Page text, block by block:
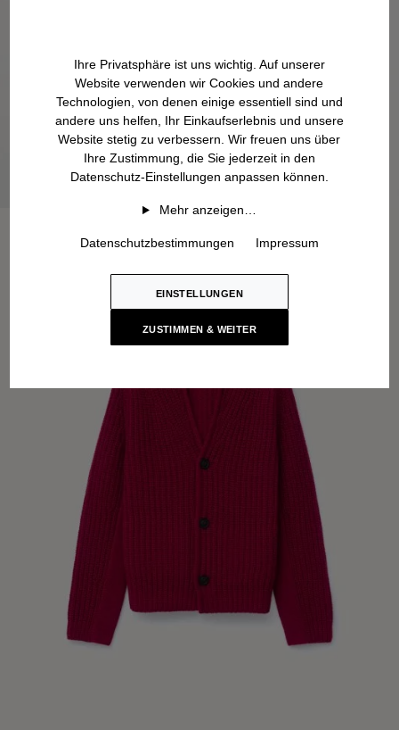
Ihre Privatsphäre ist uns wichtig. Auf unserer
Website verwenden wir Cookies und andere
Technologien, von denen einige essentiell sind und
andere uns helfen, Ihr Einkaufserlebnis und unsere
Website stetig zu verbessern. Wir freuen uns über
Ihre Zustimmung, die Sie jederzeit in den
Datenschutz-Einstellungen anpassen können.
Mehr anzeigen…
Datenschutzbestimmungen Impressum
EINSTELLUNGEN
ZUSTIMMEN & WEITER